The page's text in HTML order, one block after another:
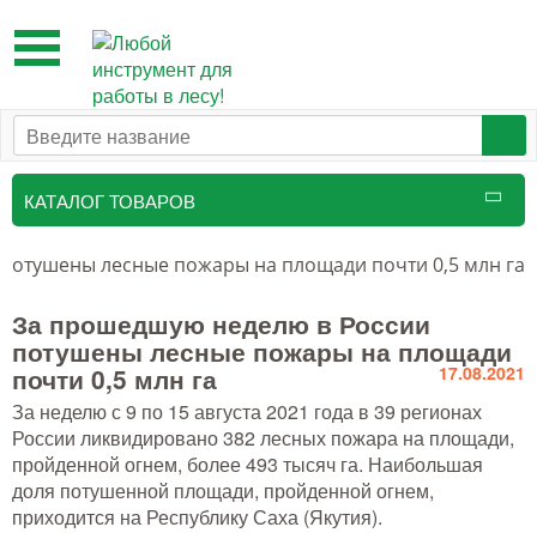
Toggle
navigation
КАТАЛОГ ТОВАРОВ
Бензоинструмент и
принадлежности
Инструмент лесоруба
Аншлаги противопожарные, панно
аренды, знаки
лесные пожары на площади почти 0,5 млн га
За прошедшую неделю в России
потушены лесные пожары на площади
почти 0,5 млн га 17.08.2021
За неделю с 9 по 15 августа 2021 года в 39 регионах
России ликвидировано 382 лесных пожара на площади,
пройденной огнем, более 493 тысяч га. Наибольшая
доля потушенной площади, пройденной огнем,
приходится на Республику Саха (Якутия).